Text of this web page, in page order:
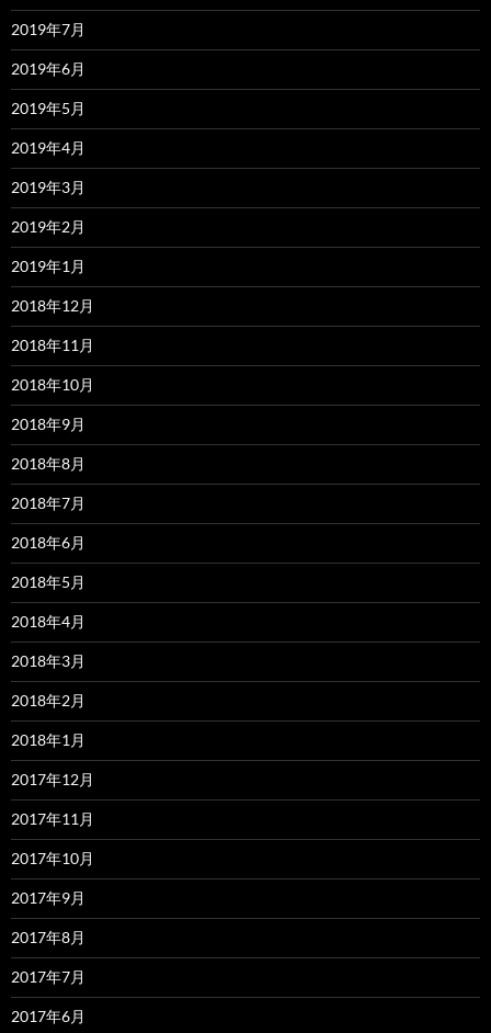
2019年7月
2019年6月
2019年5月
2019年4月
2019年3月
2019年2月
2019年1月
2018年12月
2018年11月
2018年10月
2018年9月
2018年8月
2018年7月
2018年6月
2018年5月
2018年4月
2018年3月
2018年2月
2018年1月
2017年12月
2017年11月
2017年10月
2017年9月
2017年8月
2017年7月
2017年6月